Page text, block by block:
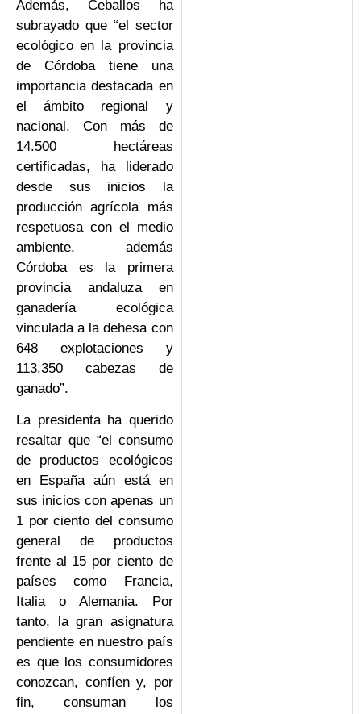
Además, Ceballos ha
subrayado que “el sector
ecológico en la provincia
de Córdoba tiene una
importancia destacada en
el ámbito regional y
nacional. Con más de
14.500 hectáreas
certificadas, ha liderado
desde sus inicios la
producción agrícola más
respetuosa con el medio
ambiente, además
Córdoba es la primera
provincia andaluza en
ganadería ecológica
vinculada a la dehesa con
648 explotaciones y
113.350 cabezas de
ganado”.
La presidenta ha querido
resaltar que “el consumo
de productos ecológicos
en España aún está en
sus inicios con apenas un
1 por ciento del consumo
general de productos
frente al 15 por ciento de
países como Francia,
Italia o Alemania. Por
tanto, la gran asignatura
pendiente en nuestro país
es que los consumidores
conozcan, confíen y, por
fin, consuman los